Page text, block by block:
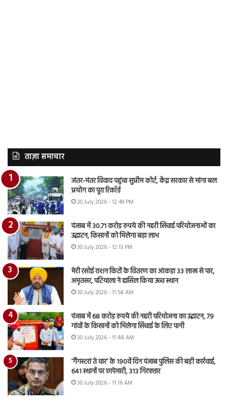
ताज़ा समाचार
जंतर-मंतर विवाद पहुंचा सुप्रीम कोर्ट, केंद्र सरकार से मांगा बल
प्रयोग का पूरा रिकॉर्ड
30 July 2026 - 12:49 PM
पंजाब में 30.71 करोड़ रुपये की नहरी सिंचाई परियोजनाओं का
उद्घाटन, किसानों को मिलेगा बड़ा लाभ
30 July 2026 - 12:13 PM
मेरी रसोई राशन किटों के वितरण का आंकड़ा 33 लाख से पार,
अमृतसर, पटियाला ने हासिल किया उच्च स्थान
30 July 2026 - 11:58 AM
पंजाब में 68 करोड़ रुपये की नहरी परियोजना का उद्घाटन, 79
गांवों के किसानों को मिलेगा सिंचाई के लिए पानी
30 July 2026 - 11:48 AM
‘गैंगस्टरां ते वार’ के 190वें दिन पंजाब पुलिस की बड़ी कार्रवाई,
641 स्थानों पर छापेमारी, 313 गिरफ्तार
30 July 2026 - 11:16 AM